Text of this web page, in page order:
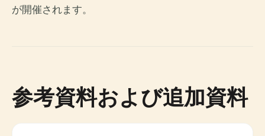
が開催されます。
参考資料および追加資料